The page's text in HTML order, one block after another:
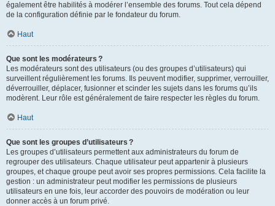
également être habilités à modérer l’ensemble des forums. Tout cela dépend
de la configuration définie par le fondateur du forum.
Haut
Que sont les modérateurs ?
Les modérateurs sont des utilisateurs (ou des groupes d’utilisateurs) qui
surveillent régulièrement les forums. Ils peuvent modifier, supprimer, verrouiller,
déverrouiller, déplacer, fusionner et scinder les sujets dans les forums qu’ils
modèrent. Leur rôle est généralement de faire respecter les règles du forum.
Haut
Que sont les groupes d’utilisateurs ?
Les groupes d’utilisateurs permettent aux administrateurs du forum de
regrouper des utilisateurs. Chaque utilisateur peut appartenir à plusieurs
groupes, et chaque groupe peut avoir ses propres permissions. Cela facilite la
gestion : un administrateur peut modifier les permissions de plusieurs
utilisateurs en une fois, leur accorder des pouvoirs de modération ou leur
donner accès à un forum privé.